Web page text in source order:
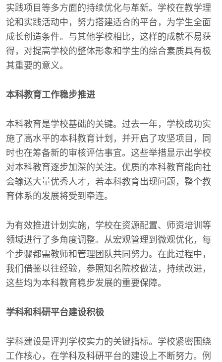
实践项目等多方面的持续优化与革新。学校在教学理
论和实践活动中，努力搭建适合的平台，为学生全面
成长创造条件。与其他学校相比，这样的成就不易获
得，对提高学校的整体形象和学生的综合素质具有极
其重要的意义。
本科教育工作稳步推进
本科教育是学校基础的关键。过去一年，学校成功实
施了高水平的本科教育计划，并开启了攻坚项目，同
时也在筹备新的审核评估事宜。这些举措显示出学校
对本科教育逐步加深的关注。优质的本科教育能向社
会输送大量优秀人才，若本科教育出现问题，整个教
育体系的发展将受到牵连。
为有效推进计划实施，学校在资源配置、师资培训等
领域进行了多角度调整。从宏观管理到微观优化，每
个步骤都需教师和管理团队共同努力。在此过程中，
我们借鉴以往经验，参照知名院校做法，持续改进，
这些均为本科教育稳步发展的重要保障。
学科和科研平台建设积极
学科建设是评判学校实力的关键指标。学校紧密围绕
工作核心，在学科及科研平台的建设上不断努力。例